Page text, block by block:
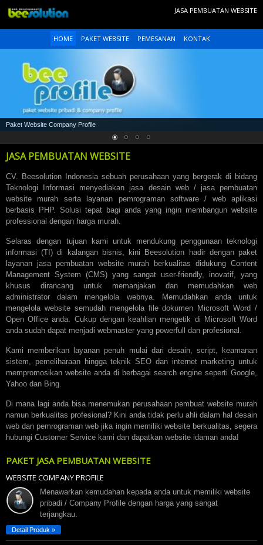
JASA PEMBUATAN WEBSITE
HOME PAKET WEBSITE PEMESANAN KONTAK
Paket Website Company Profile
JASA PEMBUATAN WEBSITE
CV. Beesolution Indonesia sebuah perusahaan yang bergerak di bidang
Teknologi Informasi menyediakan jasa desain web / jasa pembuatan
website murah serta layanan pemrograman software / web aplikasi
berbasis PHP. Solusi tepat bagi anda yang ingin membangun website
professional dengan harga murah.
Selaras dengan tujuan kami untuk mendukung penggunaan teknologi
informasi (TI) di kalangan bisnis, kini Beesolution hadir dengan paket
layanan jasa pembuatan website murah berkualitas didukung Content
Management System (CMS) yang sangat user-friendly, inovatif, yang
khusus dirancang untuk memanjakan dan memudahkan web
administrator dalam mengelola webnya. Memudahkan anda untuk
mengelola website semudah mengelola file dokumen Microsoft Word /
Open Office anda. Cukup dengan keahlian mengetik di Microsoft Word
anda sudah dapat menjadi webmaster yang powerfull dan profesional.
Kami memberikan layanan penuh mulai dari desain, script, keamanan
sistem, pemeliharaan hingga teknik SEO dan internet marketing untuk
mempromosikan website anda di berbagai search engine seperti Google,
Yahoo dan Bing.
Di mana lagi anda bisa menemukan perusahaan pembuat website murah
namun berkualitas profesional? Kini anda tidak perlu ahli dalam hal desain
web dan pemrograman web jika ingin memiliki website berkualitas, segera
hubungi Customer Service kami dan dapatkan website idaman anda!
PAKET JASA PEMBUATAN WEBSITE
WEBSITE COMPANY PROFILE
Menawarkan kemudahan kepada anda untuk memiliki website
pribadi / Company Profile dengan harga yang sangat
terjangkau.
Detail Produk »